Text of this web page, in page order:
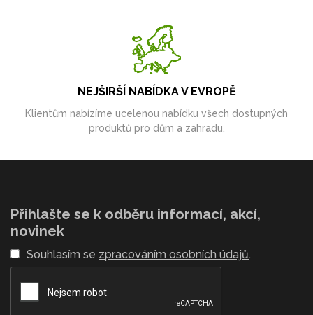
NEJŠIRŠÍ NABÍDKA V EVROPĚ
Klientům nabízíme ucelenou nabídku všech dostupných
produktů pro dům a zahradu.
Přihlašte se k odběru informací, akcí,
novinek
Souhlasím se zpracováním osobních údajů.